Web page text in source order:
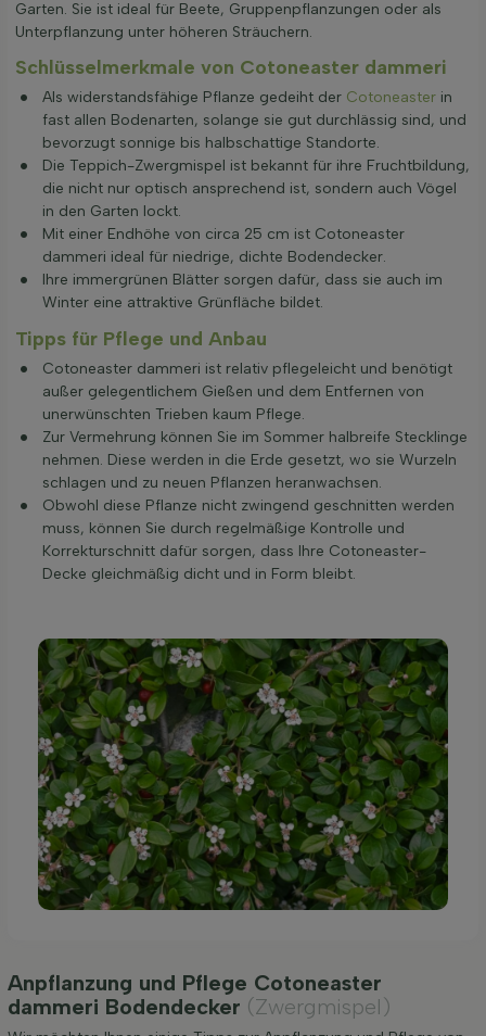
Garten. Sie ist ideal für Beete, Gruppenpflanzungen oder als
Unterpflanzung unter höheren Sträuchern.
Schlüsselmerkmale von Cotoneaster dammeri
Als widerstandsfähige Pflanze gedeiht der Cotoneaster in
fast allen Bodenarten, solange sie gut durchlässig sind, und
bevorzugt sonnige bis halbschattige Standorte.
Die Teppich-Zwergmispel ist bekannt für ihre Fruchtbildung,
die nicht nur optisch ansprechend ist, sondern auch Vögel
in den Garten lockt.
Mit einer Endhöhe von circa 25 cm ist Cotoneaster
dammeri ideal für niedrige, dichte Bodendecker.
Ihre immergrünen Blätter sorgen dafür, dass sie auch im
Winter eine attraktive Grünfläche bildet.
Tipps für Pflege und Anbau
Cotoneaster dammeri ist relativ pflegeleicht und benötigt
außer gelegentlichem Gießen und dem Entfernen von
unerwünschten Trieben kaum Pflege.
Zur Vermehrung können Sie im Sommer halbreife Stecklinge
nehmen. Diese werden in die Erde gesetzt, wo sie Wurzeln
schlagen und zu neuen Pflanzen heranwachsen.
Obwohl diese Pflanze nicht zwingend geschnitten werden
muss, können Sie durch regelmäßige Kontrolle und
Korrekturschnitt dafür sorgen, dass Ihre Cotoneaster-
Decke gleichmäßig dicht und in Form bleibt.
Anpflanzung und Pflege Cotoneaster
dammeri Bodendecker (Zwergmispel)